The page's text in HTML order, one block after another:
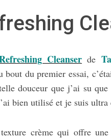
Cleanser de
bout du premier essai,
douceur que j’ai su
bien utilisé et je suis
crème qui offre